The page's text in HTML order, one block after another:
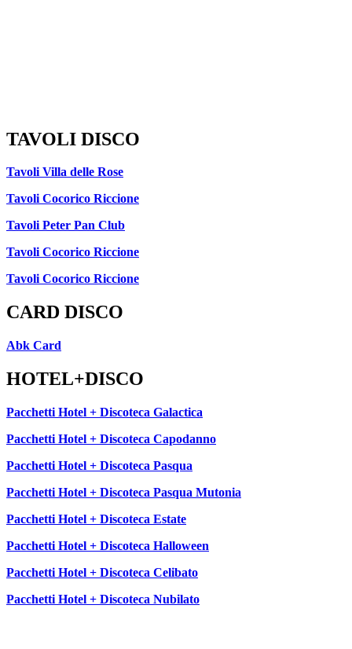
TAVOLI DISCO
Tavoli Villa delle Rose
Tavoli Cocorico Riccione
Tavoli Peter Pan Club
Tavoli Cocorico Riccione
Tavoli Cocorico Riccione
CARD DISCO
Abk Card
HOTEL+DISCO
Pacchetti Hotel + Discoteca Galactica
Pacchetti Hotel + Discoteca Capodanno
Pacchetti Hotel + Discoteca Pasqua
Pacchetti Hotel + Discoteca Pasqua Mutonia
Pacchetti Hotel + Discoteca Estate
Pacchetti Hotel + Discoteca Halloween
Pacchetti Hotel + Discoteca Celibato
Pacchetti Hotel + Discoteca Nubilato